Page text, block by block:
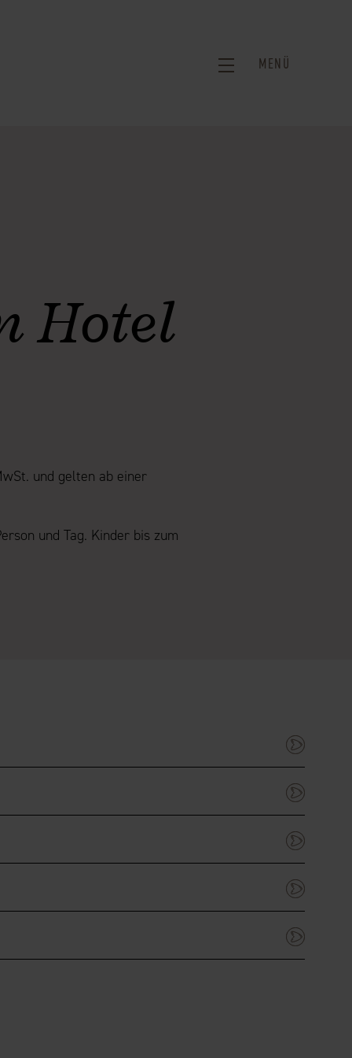
MENÜ
Hotel
und gelten ab einer
und Tag. Kinder bis zum